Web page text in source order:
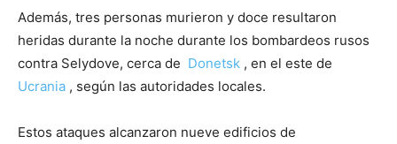
Además, tres personas murieron y doce resultaron
heridas durante la noche durante los bombardeos rusos
contra Selydove, cerca de Donetsk , en el este de
Ucrania , según las autoridades locales.
Estos ataques alcanzaron nueve edificios de